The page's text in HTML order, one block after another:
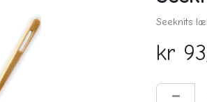
Seeknits
kr